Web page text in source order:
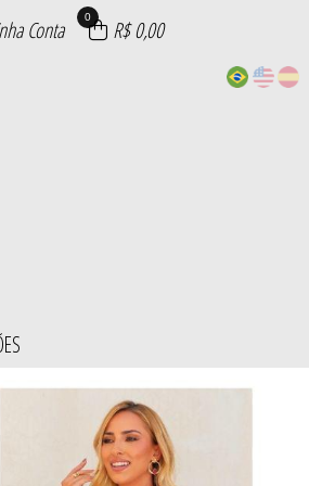
Conta 0 R$ 0,00